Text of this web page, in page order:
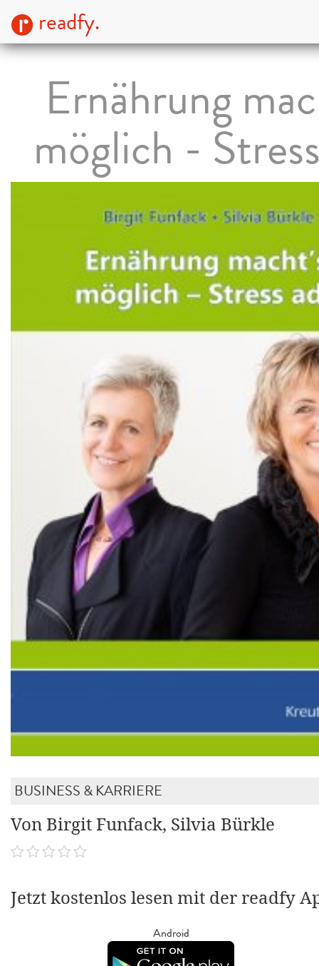
readfy.
Ernährung
möglich -
BUSINESS & KARRIERE
Von Birgit Funfack, Silvia Bürkle
Jetzt kostenlos lesen mit der readfy
Android